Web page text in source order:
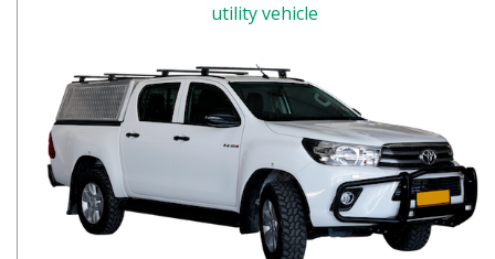
utility vehicle